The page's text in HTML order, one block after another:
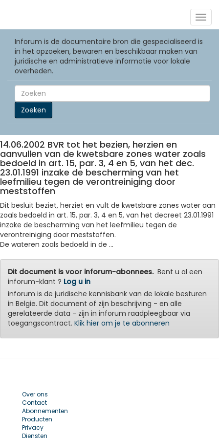
Inforum is de documentaire bron die gespecialiseerd is
in het opzoeken, bewaren en beschikbaar maken van
juridische en administratieve informatie voor lokale
overheden.
Zoeken
14.06.2002 BVR tot het bezien, herzien en
aanvullen van de kwetsbare zones water zoals
bedoeld in art. 15, par. 3, 4 en 5, van het dec.
23.01.1991 inzake de bescherming van het
leefmilieu tegen de verontreiniging door
meststoffen
Dit besluit beziet, herziet en vult de kwetsbare zones water aan
zoals bedoeld in art. 15, par. 3, 4 en 5, van het decreet 23.01.1991
inzake de bescherming van het leefmilieu tegen de
verontreiniging door meststoffen.
De wateren zoals bedoeld in de ...
Dit document is voor inforum-abonnees.Bent u al een
inforum-klant ? Log u in
inforum is de juridische kennisbank van de lokale besturen
in België. Dit document of zijn beschrijving - en alle
gerelateerde data - zijn in inforum raadpleegbaar via
toegangscontract. Klik hier om je te abonneren
Over ons
Contact
Abonnementen
Producten
Privacy
Diensten